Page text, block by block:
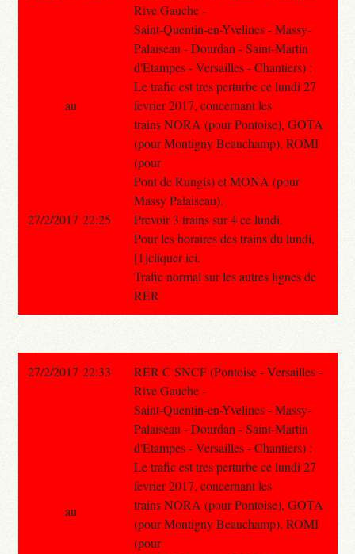
Rive Gauche -
Saint-Quentin-en-Yvelines - Massy-
Palaiseau - Dourdan - Saint-Martin
d'Etampes - Versailles - Chantiers) :
Le trafic est tres perturbe ce lundi 27
fevrier 2017, concernant les
trains NORA (pour Pontoise), GOTA
(pour Montigny Beauchamp), ROMI
(pour
Pont de Rungis) et MONA (pour
Massy Palaiseau).
Prevoir 3 trains sur 4 ce lundi.
Pour les horaires des trains du lundi,
[1]cliquer ici.
Trafic normal sur les autres lignes de
RER
au
27/2/2017 22:25
27/2/2017 22:33
RER C SNCF (Pontoise - Versailles -
Rive Gauche -
Saint-Quentin-en-Yvelines - Massy-
Palaiseau - Dourdan - Saint-Martin
d'Etampes - Versailles - Chantiers) :
Le trafic est tres perturbe ce lundi 27
fevrier 2017, concernant les
trains NORA (pour Pontoise), GOTA
(pour Montigny Beauchamp), ROMI
(pour
au